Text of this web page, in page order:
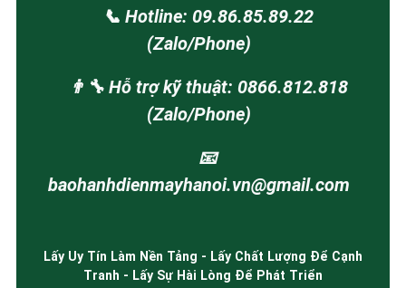
📞 Hotline: 09.86.85.89.22
(Zalo/Phone)
👨‍🔧 Hỗ trợ kỹ thuật: 0866.812.818
(Zalo/Phone)
📧
baohanhdienmayhanoi.vn@gmail.com
Lấy Uy Tín Làm Nền Tảng - Lấy Chất Lượng Để Cạnh
Tranh - Lấy Sự Hài Lòng Để Phát Triển